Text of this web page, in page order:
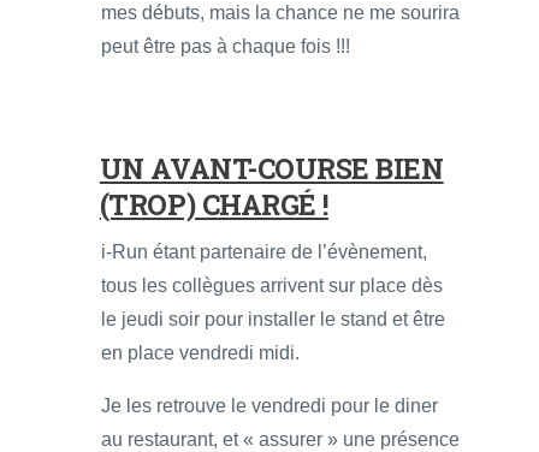
mes débuts, mais la chance ne me sourira
peut être pas à chaque fois !!!
UN AVANT-COURSE BIEN
(TROP) CHARGÉ !
i-Run étant partenaire de l’évènement,
tous les collègues arrivent sur place dès
le jeudi soir pour installer le stand et être
en place vendredi midi.
Je les retrouve le vendredi pour le diner
au restaurant, et « assurer » une présence